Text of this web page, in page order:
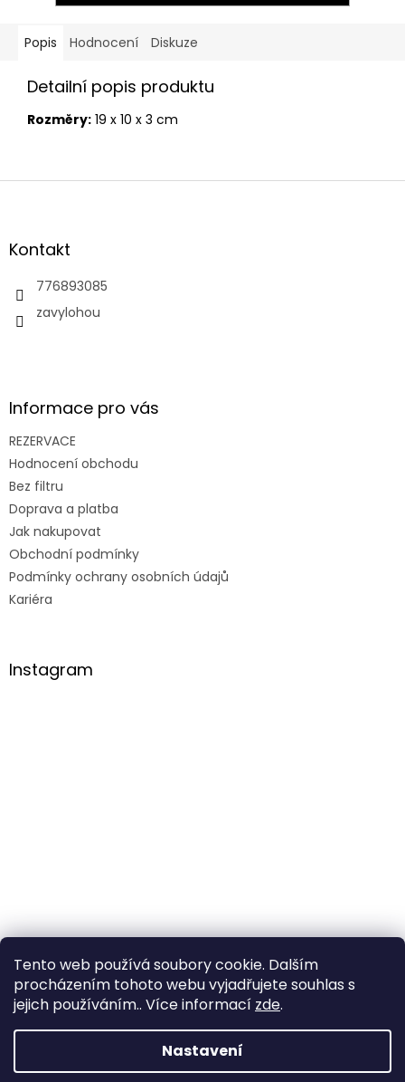
Tento web používá soubory cookie. Dalším
procházením tohoto webu vyjadřujete souhlas s
jejich používáním.. Více informací zde.
Nastavení
Popis Hodnocení Diskuze
Detailní popis produktu
Rozměry: 19 x 10 x 3 cm
Z
aKontakt
776893085
zavylohou
Informace pro vás
REZERVACE
Hodnocení obchodu
Bez filtru
Doprava a platba
Jak nakupovat
Obchodní podmínky
Podmínky ochrany osobních údajů
Kariéra
Instagram
Sledovat na Instagramu
Vytvořil Shoptet